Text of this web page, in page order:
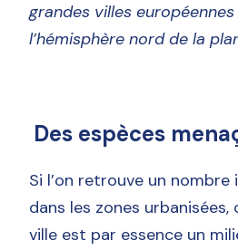
grandes villes
l’hémisphère nord de la
Des espèces
Si l’on retrouve un nombre
dans les zones urbanisées,
ville est par essence un